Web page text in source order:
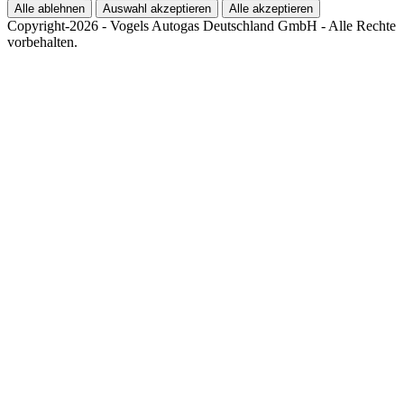
Alle ablehnen
Auswahl akzeptieren Alle akzeptieren
Copyright-2026 - Vogels Autogas Deutschland GmbH - Alle Rechte
vorbehalten.